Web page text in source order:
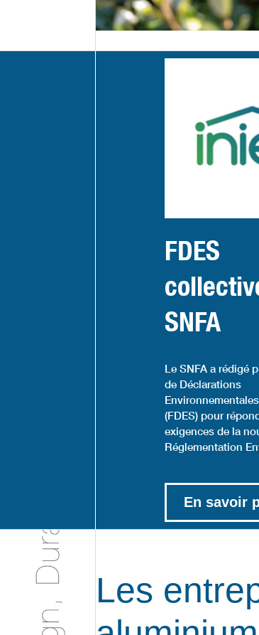
FDES
SNFA
Le SNFA a rédigé
de Déclarations
(FDES) pour
exigences de la
Réglementation
En savoir
Les